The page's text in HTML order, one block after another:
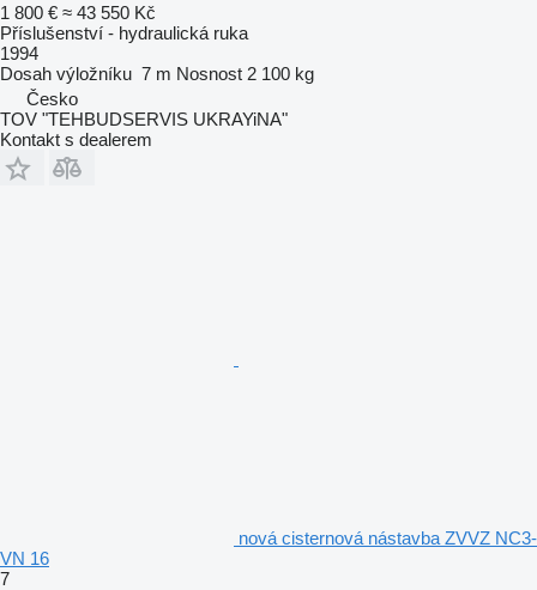
1 800 € ≈ 43 550 Kč
Příslušenství - hydraulická ruka
1994
Dosah výložníku 7 m Nosnost 2 100 kg
Česko
TOV "TEHBUDSERVIS UKRAYiNA"
Kontakt s dealerem
nová cisternová nástavba ZVVZ NC3-
VN 16
7